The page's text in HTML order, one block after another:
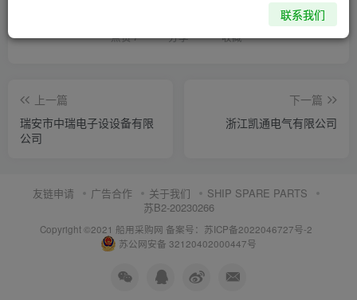
点赞7 分享 收藏
上一篇
瑞安市中瑞电子设设备有限
公司
下一篇
浙江凯通电气有限公司
友链申请 广告合作 关于我们
SHIP SPARE PARTS
苏B2-20230266
Copyright ©2021 船用采购网 备案号：苏ICP备2022046727号-2
苏公网安备 32120402000447号
联系我们